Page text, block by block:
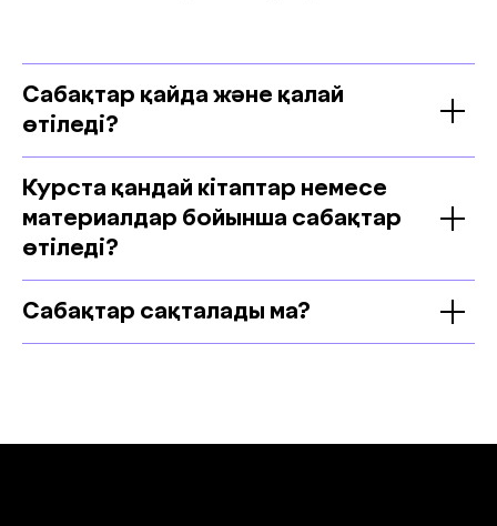
Сабақтар қайда және қалай
өтіледі?
Курста қандай кітаптар немесе
материалдар бойынша сабақтар
өтіледі?
Сабақтар сақталады ма?